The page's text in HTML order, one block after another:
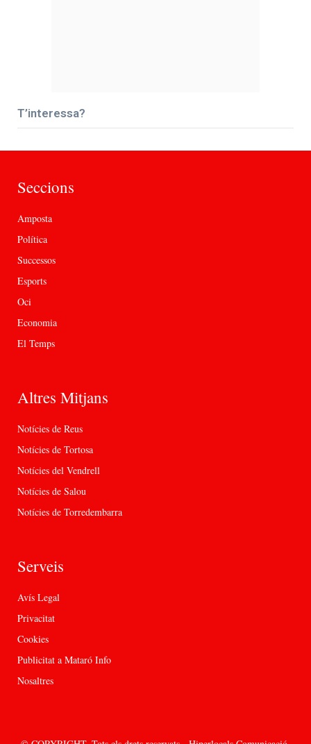
T’interessa?
Seccions
Amposta
Política
Successos
Esports
Oci
Economia
El Temps
Altres Mitjans
Notícies de Reus
Notícies de Tortosa
Notícies del Vendrell
Notícies de Salou
Notícies de Torredembarra
Serveis
Avís Legal
Privacitat
Cookies
Publicitat a Mataró Info
Nosaltres